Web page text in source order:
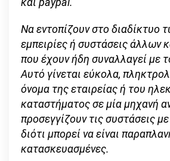
Να εντοπίζουν στο διαδίκτυο
εμπειρίες ή συστάσεις άλλων
που έχουν ήδη συναλλαγεί με
Αυτό γίνεται εύκολα,
όνομα της εταιρείας ή του
καταστήματος σε μία μηχανή
προσεγγίζουν τις συστάσεις με
διότι μπορεί να είναι
κατασκευασμένες.